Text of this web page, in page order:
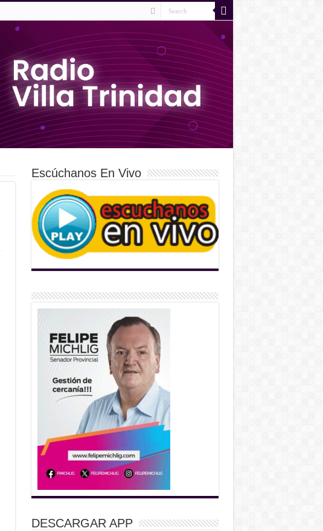
Escúchanos En Vivo
DESCARGAR APP